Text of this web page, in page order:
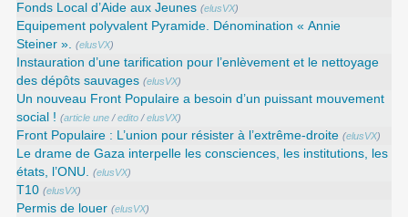
Fonds Local d’Aide aux Jeunes (elusVX)
Equipement polyvalent Pyramide. Dénomination « Annie
Steiner ». (elusVX)
Instauration d’une tarification pour l’enlèvement et le nettoyage
des dépôts sauvages (elusVX)
Un nouveau Front Populaire a besoin d’un puissant mouvement
social ! (article une /edito /elusVX)
Front Populaire : L’union pour résister à l’extrême-droite (elusVX)
Le drame de Gaza interpelle les consciences, les institutions, les
états, l’ONU. (elusVX)
T10 (elusVX)
Permis de louer (elusVX)